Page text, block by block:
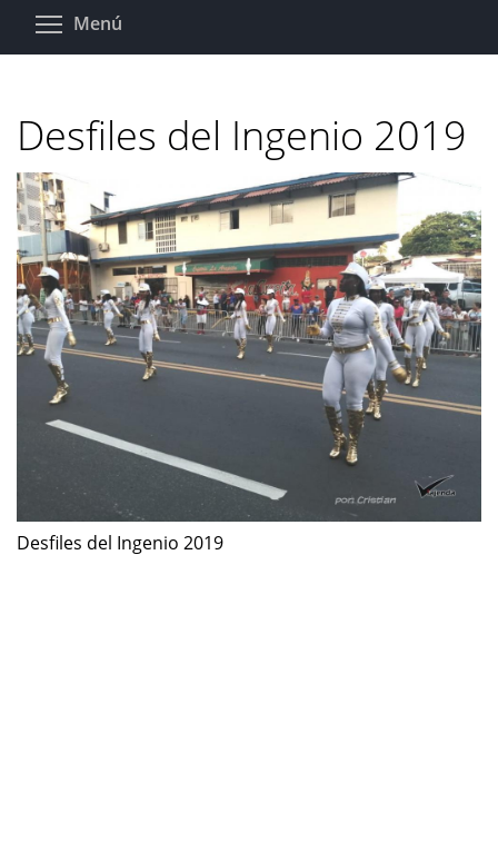
Pasar
Menú
Desfiles del Ingenio 2019
Desfiles del Ingenio 2019